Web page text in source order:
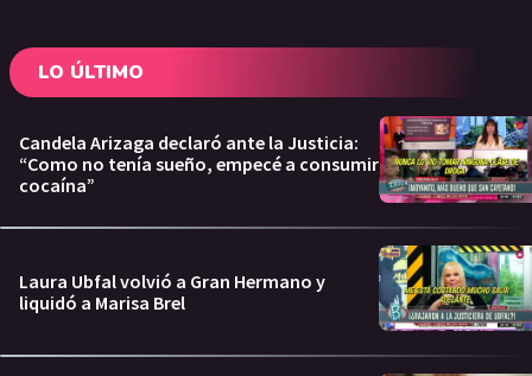
LO ÚLTIMO
Candela Arizaga declaró ante la Justicia:
“Como no tenía sueño, empecé a consumir
cocaína”
Laura Ubfal volvió a Gran Hermano y
liquidó a Marisa Brel